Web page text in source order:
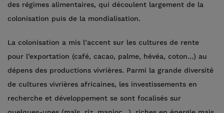
des régimes alimentaires, qui découlent largement de la
colonisation puis de la mondialisation.
La colonisation a mis l’accent sur les cultures de rente
pour l’exportation (café, cacao, palme, hévéa, coton…) au
dépens des productions vivrières. Parmi la grande diversité
de cultures vivrières africaines, les investissements en
recherche et développement se sont focalisés sur